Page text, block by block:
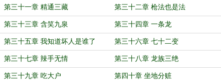
第三十一章 精通三藏 第三十二章 枪法也是法
第三十三章 含笑九泉 第三十四章 一条龙
第三十五章 我知道坏人是谁了 第三十六章 七十二变
第三十七章 辣手无情 第三十八章 龙族三绝
第三十九章 吃大户 第四十章 坐地分赃